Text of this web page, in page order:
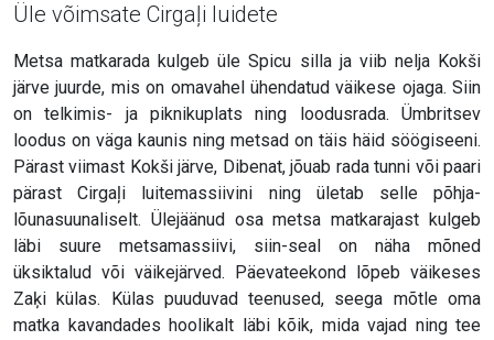
Üle võimsate Cirgaļi luidete
Metsa matkarada kulgeb üle Spicu silla ja viib nelja Kokši
järve juurde, mis on omavahel ühendatud väikese ojaga. Siin
on telkimis- ja piknikuplats ning loodusrada. Ümbritsev
loodus on väga kaunis ning metsad on täis häid söögiseeni.
Pärast viimast Kokši järve, Dibenat, jõuab rada tunni või paari
pärast Cirgaļi luitemassiivini ning ületab selle põhja-
lõunasuunaliselt. Ülejäänud osa metsa matkarajast kulgeb
läbi suure metsamassiivi, siin-seal on näha mõned
üksiktalud või väikejärved. Päevateekond lõpeb väikeses
Zaķi külas. Külas puuduvad teenused, seega mõtle oma
matka kavandades hoolikalt läbi kõik, mida vajad ning tee